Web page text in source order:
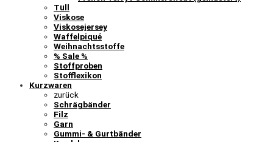
Tüll
Viskose
Viskosejersey
Waffelpiqué
Weihnachtsstoffe
% Sale %
Stoffproben
Stofflexikon
Kurzwaren
zurück
Schrägbänder
Filz
Garn
Gummi- & Gurtbänder